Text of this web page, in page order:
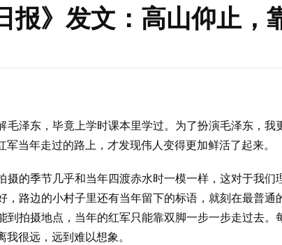
报》发文：高山仰止，
毛泽东，毕竟上学时课本里学过。为了扮演毛泽东，我
当年走过的路上，才发现伟人变得更加鲜活了起来。
摄的季节几乎和当年四渡赤水时一模一样，这对于我们
路边的小村子里还有当年留下的标语，就刻在最普通
到拍摄地点，当年的红军只能靠双脚一步一步走过去。
很远，远到难以想象。